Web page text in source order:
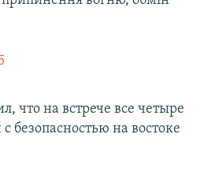
что на встрече все четыре
безопасностью на востоке